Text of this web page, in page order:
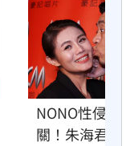
NONO性侵判
關！朱海君這